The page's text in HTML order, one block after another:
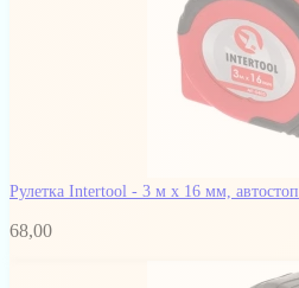
Рулетка Intertool - 3 м х 16 мм, автостоп
68,00